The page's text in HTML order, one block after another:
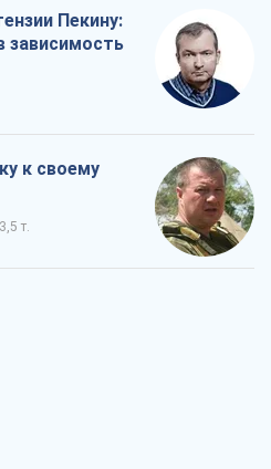
Пекину:
зависимость
к своему
3,5 т.